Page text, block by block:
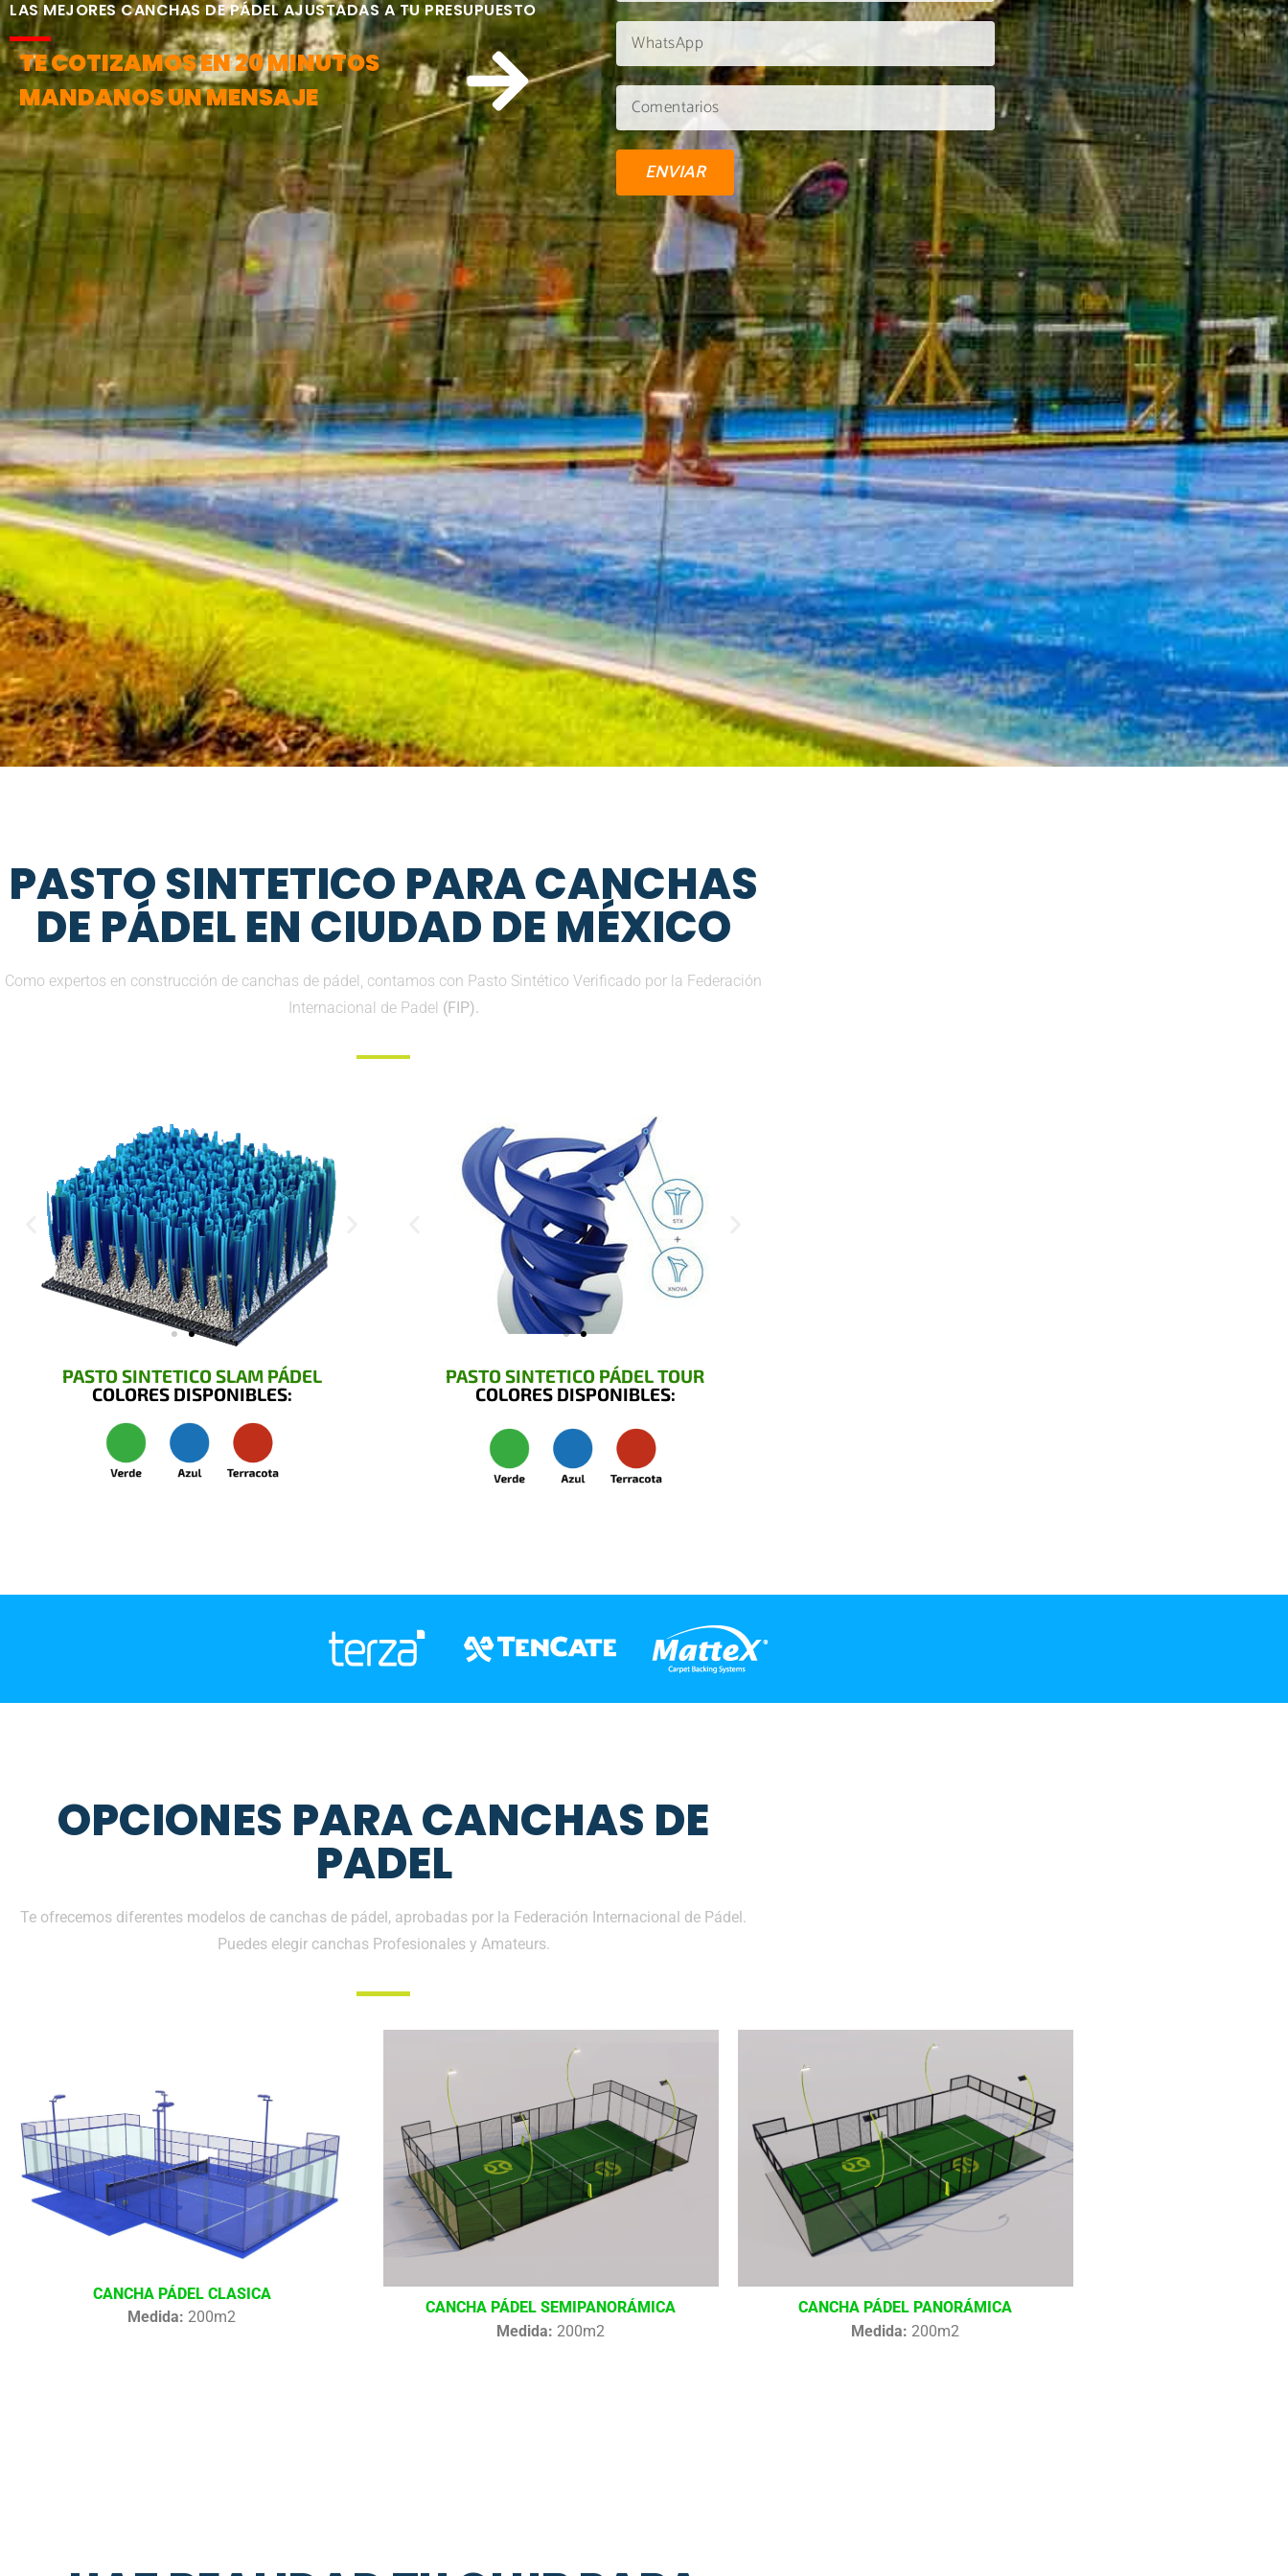
LAS MEJORES CANCHAS DE PÁDEL AJUSTADAS A TU PRESUPUESTO
TE COTIZAMOS EN 20 MINUTOS
MANDANOS UN MENSAJE
ENVIAR
PASTO SINTETICO PARA CANCHAS
DE PÁDEL EN CIUDAD DE MÉXICO
Como expertos en construcción de canchas de pádel, contamos con Pasto Sintético Verificado por la Federación
Internacional de Padel (FIP).
PASTO SINTETICO SLAM PÁDEL
COLORES DISPONIBLES:
PASTO SINTETICO PÁDEL TOUR
COLORES DISPONIBLES:
OPCIONES PARA CANCHAS DE
PADEL
Te ofrecemos diferentes modelos de canchas de pádel, aprobadas por la Federación Internacional de Pádel.
Puedes elegir canchas Profesionales y Amateurs.
CANCHA PÁDEL CLASICA
Medida: 200m2
CANCHA PÁDEL SEMIPANORÁMICA
Medida: 200m2
CANCHA PÁDEL PANORÁMICA
Medida: 200m2